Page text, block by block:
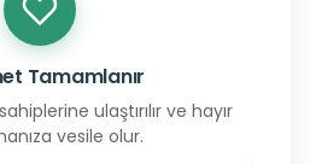
Tamamlanır
ulaştırılır ve hayır
vesile olur.